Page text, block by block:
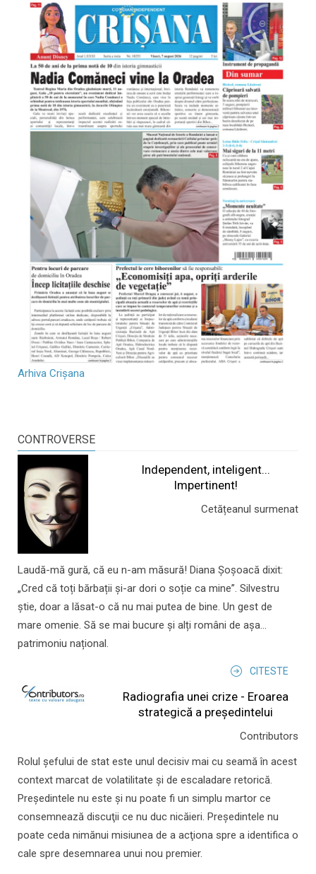
Arhiva Crișana
CONTROVERSE
Independent, inteligent...
Impertinent!
Cetățeanul surmenat
Laudă-mă gură, că eu n-am măsură! Diana Șoșoacă dixit:
„Cred că toți bărbații și-ar dori o soție ca mine”. Silvestru
știe, doar a lăsat-o că nu mai putea de bine. Un gest de
mare omenie. Să se mai bucure și alți români de așa...
patrimoniu național.
CITESTE
Radiografia unei crize - Eroarea
strategică a președintelui
Contributors
Rolul şefului de stat este unul decisiv mai cu seamă în acest
context marcat de volatilitate şi de escaladare retorică.
Preşedintele nu este şi nu poate fi un simplu martor ce
consemnează discuţii ce nu duc nicăieri. Preşedintele nu
poate ceda nimănui misiunea de a acţiona spre a identifica o
cale spre desemnarea unui nou premier.